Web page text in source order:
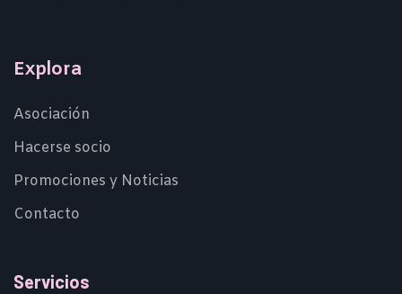
Explora
Asociación
Hacerse socio
Promociones y Noticias
Contacto
Servicios